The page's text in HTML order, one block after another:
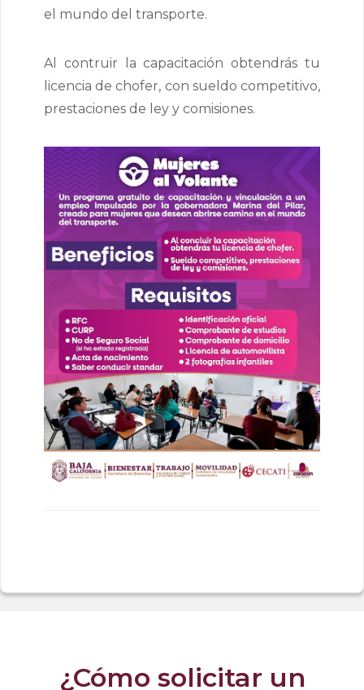
el mundo del transporte.
Al contruir la capacitación obtendrás tu
licencia de chofer, con sueldo competitivo,
prestaciones de ley y comisiones.
¿Cómo solicitar un